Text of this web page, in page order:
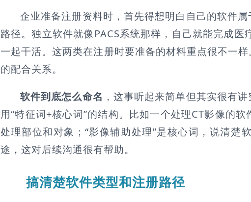
企业准备注册资料时，首先得想明白自己的软件
路径。独立软件就像PACS系统那样，自己就能完成
一起干活。这两类在注册时要准备的材料重点很不一
的配合关系。
软件到底怎么命名 ，这事听起来简单但其实很有
用“特征词+核心词”的结构。比如一个处理CT影像的
处理部位和对象；“影像辅助处理”是核心词，说清
途，这对后续沟通很有帮助。
搞清楚软件类型和注册路径